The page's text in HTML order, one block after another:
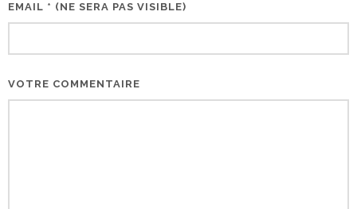
EMAIL * (NE SERA PAS VISIBLE)
VOTRE COMMENTAIRE